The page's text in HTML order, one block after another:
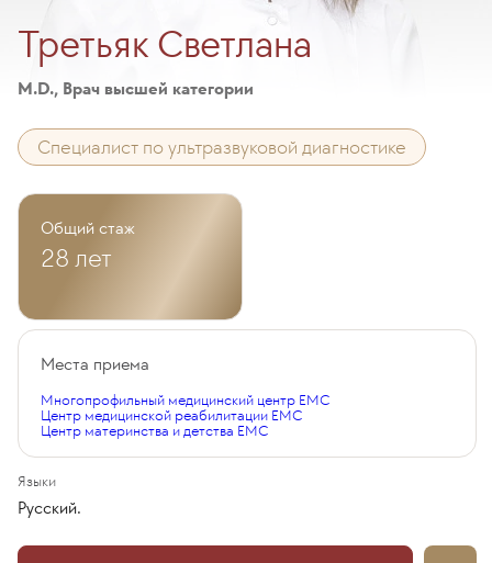
Третьяк Светлана
M.D., Врач высшей категории
Специалист по ультразвуковой диагностике
Общий стаж
28 лет
Места приема
Многопрофильный медицинский центр EMC
Центр медицинской реабилитации EMC
Центр материнства и детства EMC
Языки
Русский.